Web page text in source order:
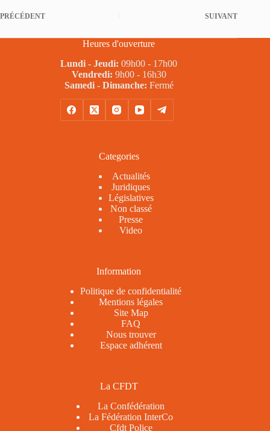
PRÉCÉDENT SUIVANT
Heures d'ouverture
Lundi - Jeudi: 09h00 - 17h00
Vendredi: 9h00 - 16h30
Samedi - Dimanche: Fermé
Categories
Actualités
Juridiques
Législatives
Non classé
Presse
Video
Information
Politique de confidentialité
Mentions légales
Site Map
FAQ
Nous trouver
Espace adhérent
La CFDT
La Confédération
La Fédération InterCo
Cfdt Police